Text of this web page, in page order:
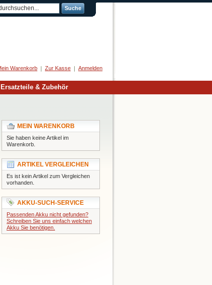
Suche
Warenkorb Zur Kasse Anmelden
Ersatzteile & Zubehör
MEIN WARENKORB
Sie haben keine Artikel im
Warenkorb.
ARTIKEL VERGLEICHEN
Es ist kein Artikel zum Vergleichen
vorhanden.
AKKU-SUCH-SERVICE
Passenden Akku nicht gefunden?
Schreiben Sie uns einfach welchen
Akku Sie benötigen.